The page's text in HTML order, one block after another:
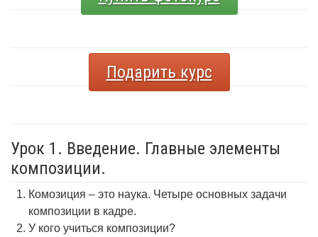
Подарить курс
Урок 1. Введение. Главные элементы
композиции.
Комозиция – это наука. Четыре основных задачи
композиции в кадре.
У кого учиться композиции?